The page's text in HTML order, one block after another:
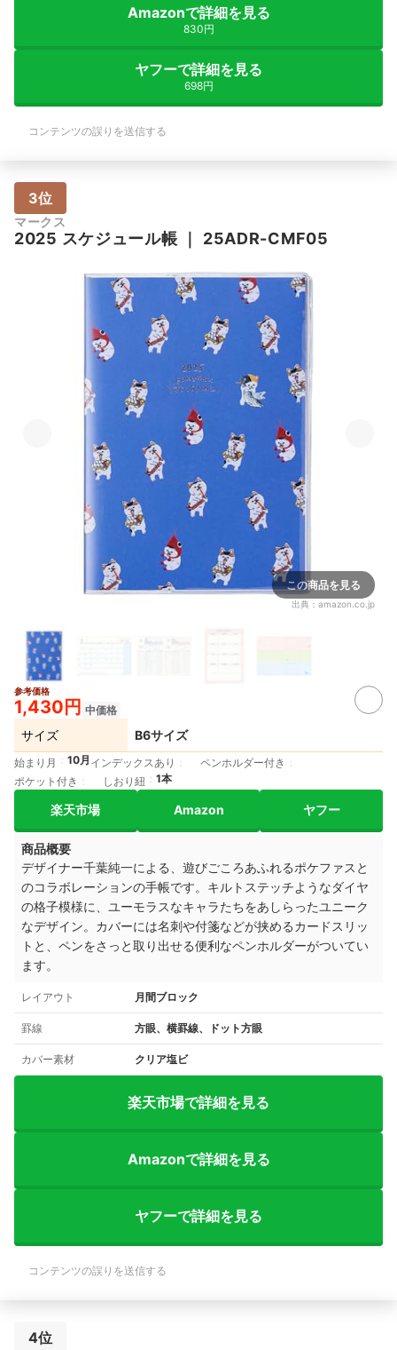
Amazonで詳細を見る
830円
ヤフーで詳細を見る
698円
コンテンツの誤りを送信する
3位
マークス
2025 スケジュール帳 25ADR-CMF05
この商品を見る
出典： amazon.co.jp
参考価格
1,430円 中価格
サイズ B6サイズ
始まり月 10月 インデックスあり
ペンホルダー付き
ポケット付き
しおり紐 1本
楽天市場 Amazon ヤフー
商品概要
デザイナー千葉純一による、遊びごころあふれるポケファスと
のコラボレーションの手帳です。キルトステッチようなダイヤ
の格子模様に、ユーモラスなキャラたちをあしらったユニーク
なデザイン。カバーには名刺や付箋などが挟めるカードスリッ
トと、ペンをさっと取り出せる便利なペンホルダーがついてい
ます。
レイアウト 月間ブロック
罫線 方眼、横罫線、ドット方眼
カバー素材 クリア塩ビ
楽天市場で詳細を見る
Amazonで詳細を見る
ヤフーで詳細を見る
コンテンツの誤りを送信する
4位